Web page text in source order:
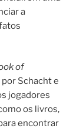
a
of
Schacht e
jogadores
os livros,
encontrar